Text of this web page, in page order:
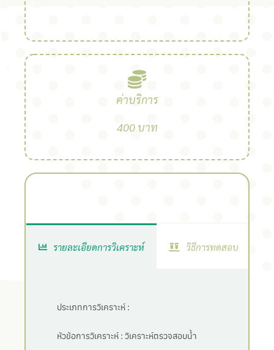
ค่าบริการ
400 บาท
รายละเอียดการวิเคราะห์ วิธีการทดสอบ
ประเภทการวิเคราะห์ :
หัวข้อการวิเคราะห์ : วิเคราะห์ตรวจสอบน้ำ